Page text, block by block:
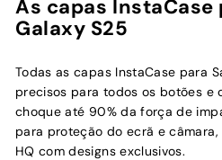
As capas InstaCase
Galaxy S25
Todas as capas InstaCase para
precisos para todos os botões e
choque até 90% da força de
para proteção do ecrã e
HQ com designs exclusivos.